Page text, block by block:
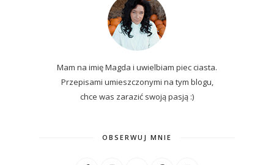
Mam na imię Magda i uwielbiam piec ciasta.
Przepisami umieszczonymi na tym blogu,
chce was zarazić swoją pasją :)
OBSERWUJ MNIE